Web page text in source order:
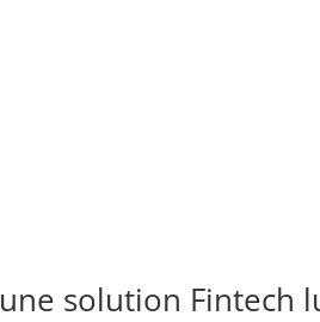
solution Fintech